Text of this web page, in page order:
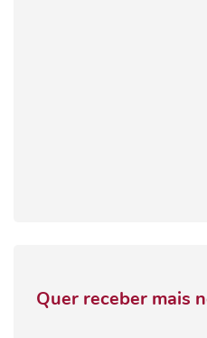
Quer receber mais